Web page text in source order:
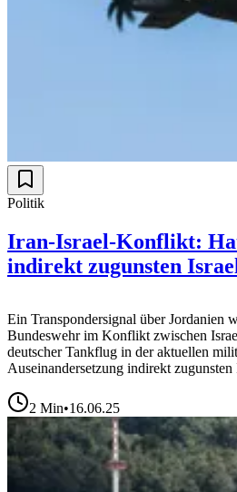
Politik
Iran-Israel-Konflikt:
indirekt zugunsten
Ein Transpondersignal über Jordanien
Bundeswehr im Konflikt zwischen
deutscher Tankflug in der aktuellen
Auseinandersetzung indirekt
2 Min•16.06.25